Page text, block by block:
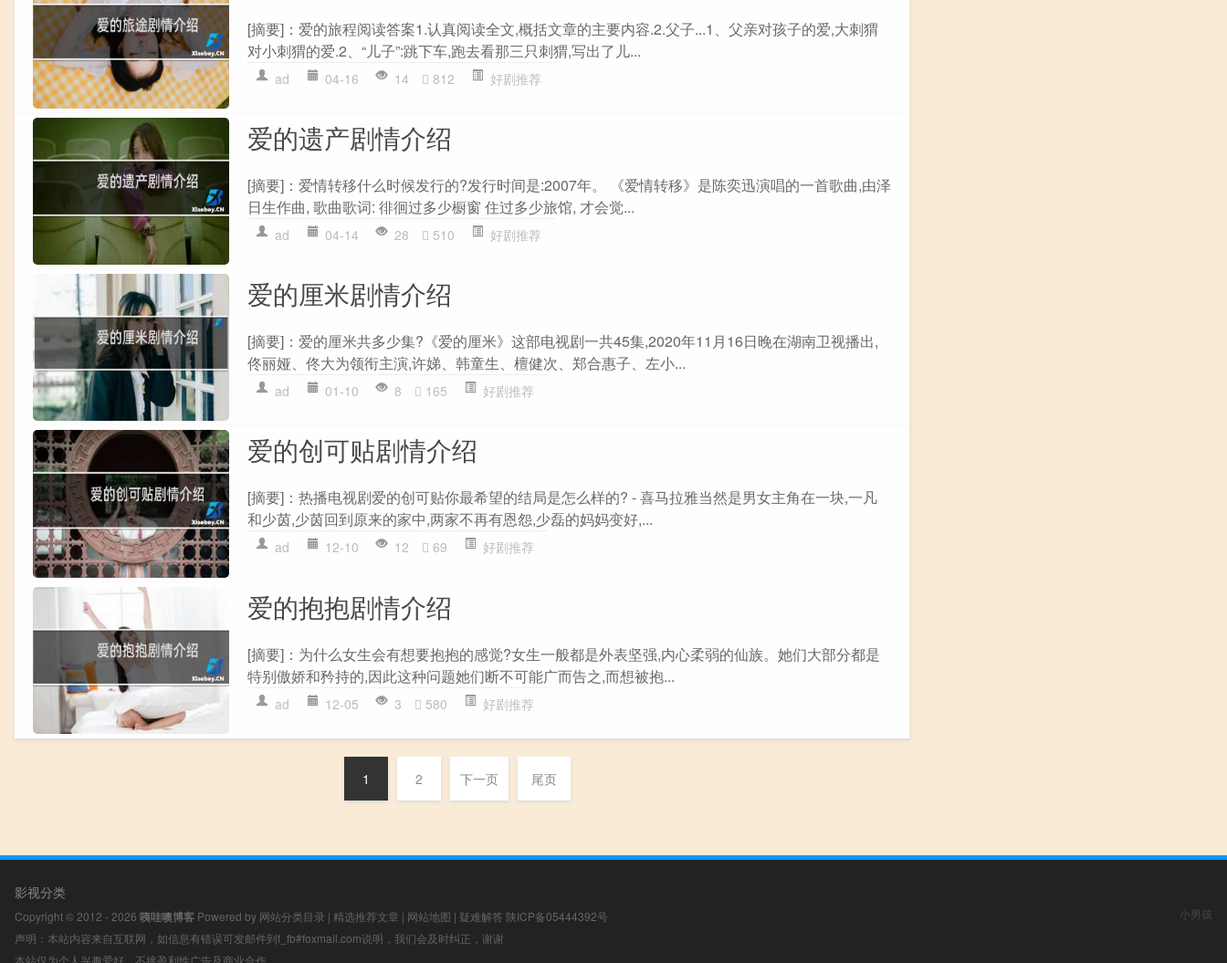
[摘要]：爱的旅程阅读答案1.认真阅读全文,概括文章的主要内容.2.父子...1、父亲对孩子的爱,大刺猬
对小刺猬的爱.2、“儿子”:跳下车,跑去看那三只刺猬,写出了儿...
ad 04-16 14 812 好剧推荐
爱的遗产剧情介绍
[摘要]：爱情转移什么时候发行的?发行时间是:2007年。 《爱情转移》是陈奕迅演唱的一首歌曲,由泽
日生作曲, 歌曲歌词: 徘徊过多少橱窗 住过多少旅馆, 才会觉...
ad 04-14 28 510 好剧推荐
爱的厘米剧情介绍
[摘要]：爱的厘米共多少集?《爱的厘米》这部电视剧一共45集,2020年11月16日晚在湖南卫视播出,
佟丽娅、佟大为领衔主演,许娣、韩童生、檀健次、郑合惠子、左小...
ad 01-10 8 165 好剧推荐
爱的创可贴剧情介绍
[摘要]：热播电视剧爱的创可贴你最希望的结局是怎么样的? - 喜马拉雅当然是男女主角在一块,一凡
和少茵,少茵回到原来的家中,两家不再有恩怨,少磊的妈妈变好,...
ad 12-10 12 69 好剧推荐
爱的抱抱剧情介绍
[摘要]：为什么女生会有想要抱抱的感觉?女生一般都是外表坚强,内心柔弱的仙族。她们大部分都是
特别傲娇和矜持的,因此这种问题她们断不可能广而告之,而想被抱...
ad 12-05 3 580 好剧推荐
1 2 下一页 尾页
影视分类
Copyright © 2012 - 2026 咦哇噢博客 Powered by 网站分类目录 | 精选推荐文章 | 网站地图 | 疑难解答 陕ICP备05444392号
声明：本站内容来自互联网，如信息有错误可发邮件到f_fb#foxmail.com说明，我们会及时纠正，谢谢
本站仅为个人兴趣爱好，不接盈利性广告及商业合作
小男孩